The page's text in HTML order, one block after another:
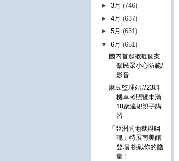
►3月(746)
►4月(637)
►5月(631)
▼6月(651)
國內首起猴痘個案
籲民眾小心防範/
影音
麻豆監理站7/23辦
機車考照暨未滿
18歲違規親子講
習
「亞洲的地獄與幽
魂」特展南美館
登場 挑戰你的膽
量！